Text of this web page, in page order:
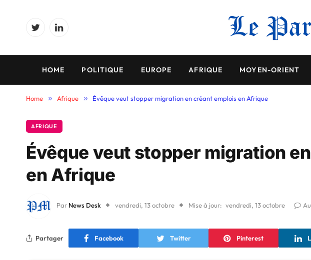
TwitterLinkedIn
HOME POLITIQUE EUROPE AFRIQUE MOYEN-ORIENT
Home » Afrique » Évêque veut stopper migration en créant emplois en Afrique
AFRIQUE
Évêque veut stopper migration
en Afrique
Par News Desk vendredi, 13 octobre Mise à jour: vendredi, 13 octobre
Partager Facebook Twitter Pinterest